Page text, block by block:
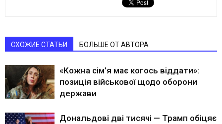
СХОЖИЕ СТАТЬИ БОЛЬШЕ ОТ АВТОРА
«Кожна сім’я має когось віддати»:
позиція військової щодо оборони
держави
Дональдові дві тисячі — Трамп обіцяє